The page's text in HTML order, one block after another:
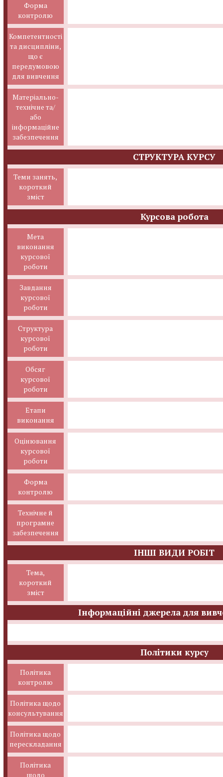
Форма
контролю
Компетентності
та дисципліни,
що є
передумовою
для вивчення
Матеріально-
технічне та/
або
інформаційне
забезпечення
СТРУКТУРА КУРСУ
Теми занять,
короткий
зміст
Курсова робота
Мета
виконання
курсової
роботи
Завдання
курсової
роботи
Структура
курсової
роботи
Обсяг
курсової
роботи
Етапи
виконання
Оцінювання
курсової
роботи
Форма
контролю
Технічне й
програмне
забезпечення
ІНШІ ВИДИ РОБІТ
Тема,
короткий
зміст
Інформаційні джерела для
Політики курсу
Політика
контролю
Політика щодо
консультування
Політика щодо
перескладання
Політика
щодо